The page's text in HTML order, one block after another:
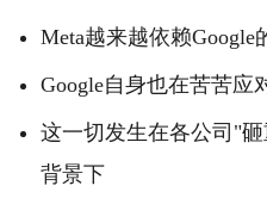
Meta越来越依赖
Google自身也在苦苦应
这一切发生在各公司"
背景下